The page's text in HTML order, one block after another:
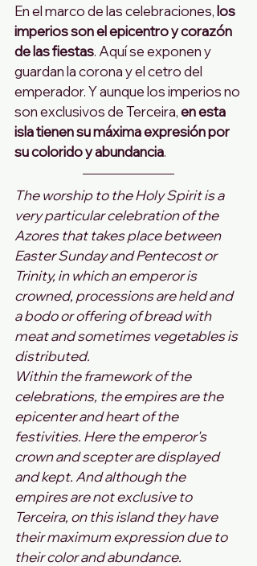
En el marco de las celebraciones, los
imperios son el epicentro y corazón
de las fiestas. Aquí se exponen y
guardan la corona y el cetro del
emperador. Y aunque los imperios no
son exclusivos de Terceira, en esta
isla tienen su máxima expresión por
su colorido y abundancia.
The worship to the Holy Spirit is a
very particular celebration of the
Azores that takes place between
Easter Sunday and Pentecost or
Trinity, in which an emperor is
crowned, processions are held and
a bodo or offering of bread with
meat and sometimes vegetables is
distributed.
Within the framework of the
celebrations, the empires are the
epicenter and heart of the
festivities. Here the emperor's
crown and scepter are displayed
and kept. And although the
empires are not exclusive to
Terceira, on this island they have
their maximum expression due to
their color and abundance.